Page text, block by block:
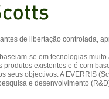
de libertação controlada,
se em tecnologias muito
existentes e é com
seus objectivos. A EVERRIS
e desenvolvimento